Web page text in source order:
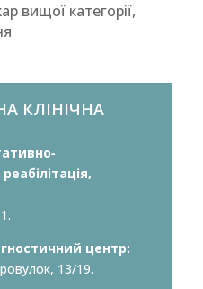
вищої категорії,
КЛІНІЧНА
центр:
13/19.